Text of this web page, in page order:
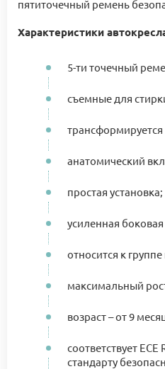
пятиточечный ремень
Характеристики
5-ти точечный
съемные для
трансформируется
анатомический
простая установка;
усиленная
относится к
максимальный
возраст – от 9
соответствует
стандарту